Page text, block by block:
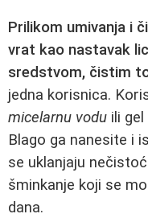
Prilikom umivanja i
vrat kao nastavak
sredstvom, čistim
jedna korisnica.
micelarnu vodu ili
Blago ga nanesite i
se uklanjaju
šminkanje koji se
dana.